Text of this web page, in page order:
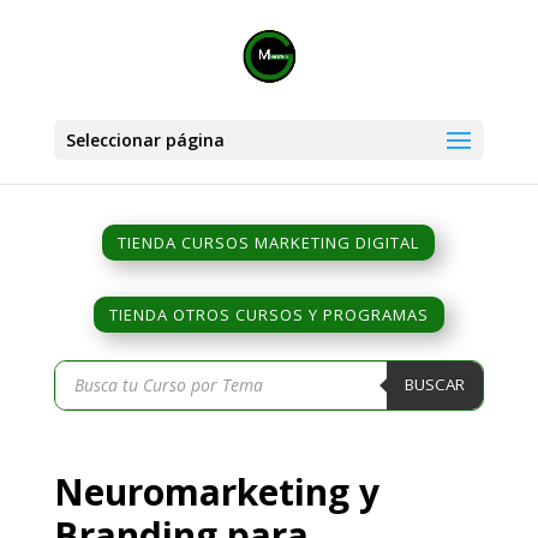
Seleccionar página
TIENDA CURSOS MARKETING DIGITAL
TIENDA OTROS CURSOS Y PROGRAMAS
Búsqueda
de
productos
BUSCAR
Neuromarketing y